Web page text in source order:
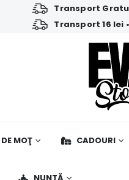
Transport
Transport 16 lei
MOŢ CADOURI